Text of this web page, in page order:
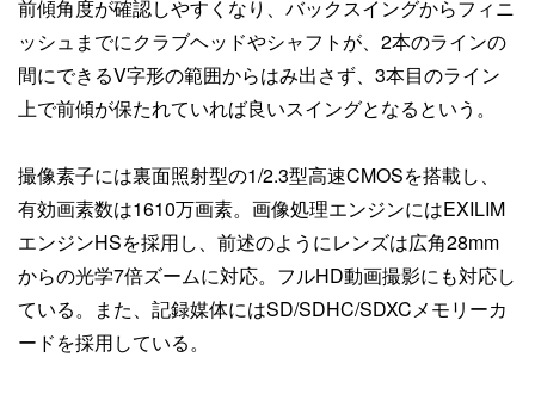
前傾角度が確認しやすくなり、バックスイングからフィニ
ッシュまでにクラブヘッドやシャフトが、2本のラインの
間にできるV字形の範囲からはみ出さず、3本目のライン
上で前傾が保たれていれば良いスイングとなるという。
撮像素子には裏面照射型の1/2.3型高速CMOSを搭載し、
有効画素数は1610万画素。画像処理エンジンにはEXILIM
エンジンHSを採用し、前述のようにレンズは広角28mm
からの光学7倍ズームに対応。フルHD動画撮影にも対応し
ている。また、記録媒体にはSD/SDHC/SDXCメモリーカ
ードを採用している。